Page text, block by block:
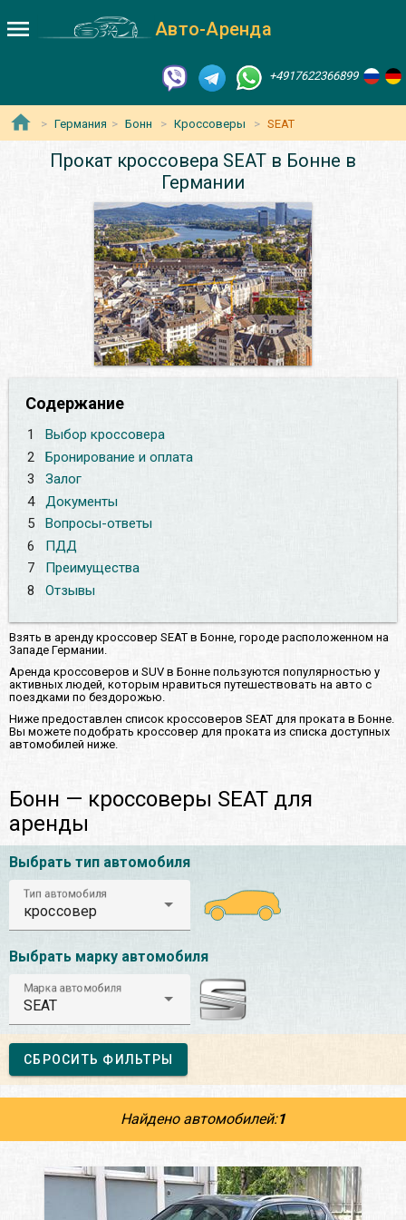
Авто-Аренда
+4917622366899
Германия Бонн Кроссоверы SEAT
Прокат кроссовера SEAT в Бонне в
Германии
Содержание
1
Выбор кроссовера
2
Бронирование и оплата
3
Залог
4
Документы
5
Вопросы-ответы
6
ПДД
7
Преимущества
8
Отзывы
Взять в аренду кроссовер SEAT в Бонне, городе расположенном на
Западе Германии.
Аренда кроссоверов и SUV в Бонне пользуются популярностью у
активных людей, которым нравиться путешествовать на авто с
поездками по бездорожью.
Ниже предоставлен список кроссоверов SEAT для проката в Бонне.
Вы можете подобрать кроссовер для проката из списка доступных
автомобилей ниже.
Бонн — кроссоверы SEAT для
аренды
Выбрать тип автомобиля
Тип автомобиля
кроссовер
Выбрать марку автомобиля
Марка автомобиля
SEAT
СБРОСИТЬ ФИЛЬТРЫ
Найдено автомобилей:1